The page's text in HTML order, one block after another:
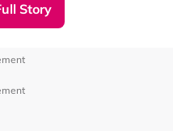
丝互动画面
Story